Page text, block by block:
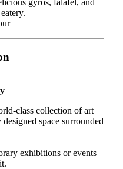
gyros, falafel, and
class collection of art
space surrounded
exhibitions or events